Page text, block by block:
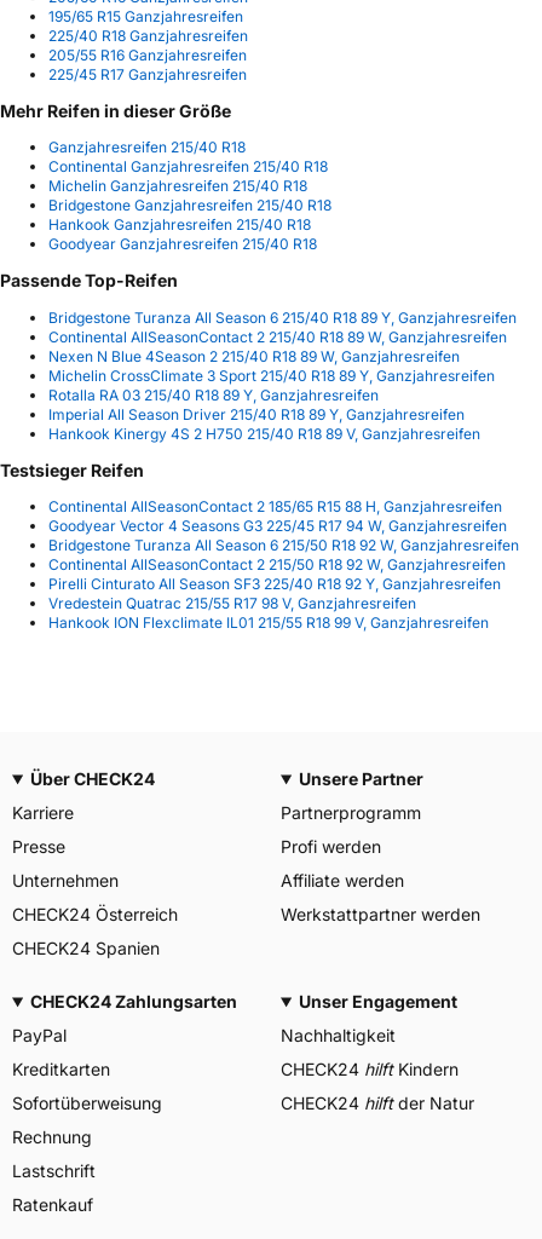
195/65 R15 Ganzjahresreifen
225/40 R18 Ganzjahresreifen
205/55 R16 Ganzjahresreifen
225/45 R17 Ganzjahresreifen
Mehr Reifen in dieser Größe
Ganzjahresreifen 215/40 R18
Continental Ganzjahresreifen 215/40 R18
Michelin Ganzjahresreifen 215/40 R18
Bridgestone Ganzjahresreifen 215/40 R18
Hankook Ganzjahresreifen 215/40 R18
Goodyear Ganzjahresreifen 215/40 R18
Passende Top-Reifen
Bridgestone Turanza All Season 6 215/40 R18 89 Y, Ganzjahresreifen
Continental AllSeasonContact 2 215/40 R18 89 W, Ganzjahresreifen
Nexen N Blue 4Season 2 215/40 R18 89 W, Ganzjahresreifen
Michelin CrossClimate 3 Sport 215/40 R18 89 Y, Ganzjahresreifen
Rotalla RA 03 215/40 R18 89 Y, Ganzjahresreifen
Imperial All Season Driver 215/40 R18 89 Y, Ganzjahresreifen
Hankook Kinergy 4S 2 H750 215/40 R18 89 V, Ganzjahresreifen
Testsieger Reifen
Continental AllSeasonContact 2 185/65 R15 88 H, Ganzjahresreifen
Goodyear Vector 4 Seasons G3 225/45 R17 94 W, Ganzjahresreifen
Bridgestone Turanza All Season 6 215/50 R18 92 W, Ganzjahresreifen
Continental AllSeasonContact 2 215/50 R18 92 W, Ganzjahresreifen
Pirelli Cinturato All Season SF3 225/40 R18 92 Y, Ganzjahresreifen
Vredestein Quatrac 215/55 R17 98 V, Ganzjahresreifen
Hankook ION Flexclimate IL01 215/55 R18 99 V, Ganzjahresreifen
Über CHECK24
Karriere
Presse
Unternehmen
CHECK24 Österreich
CHECK24 Spanien
Unsere Partner
Partnerprogramm
Profi werden
Affiliate werden
Werkstattpartner werden
CHECK24 Zahlungsarten
PayPal
Kreditkarten
Sofortüberweisung
Rechnung
Lastschrift
Ratenkauf
Unser Engagement
Nachhaltigkeit
CHECK24 hilftKindern
CHECK24 hilftder Natur